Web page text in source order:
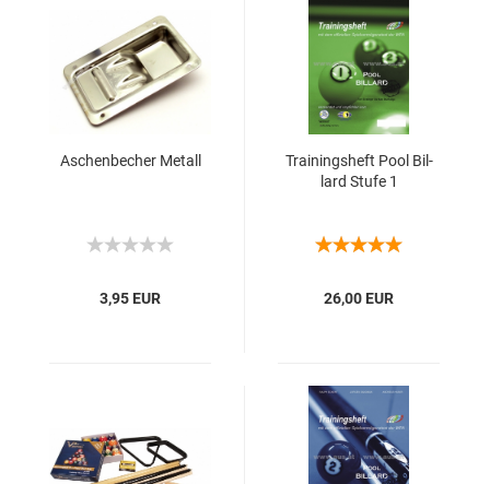
Aschen­be­cher Me­tall
3,95 EUR
Trai­nings­heft Pool Bil­
lard Stufe 1
26,00 EUR